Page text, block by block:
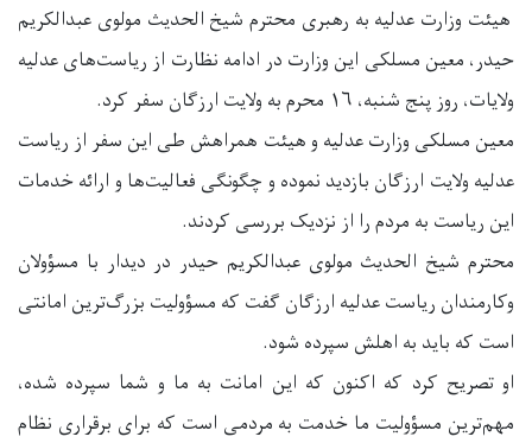
هیئت وزارت عدلیه به رهبری محترم شیخ الحدیث مولوی عبدالکریم
حیدر، معین مسلکی این وزارت در ادامه نظارت از ریاست‌‎های عدلیه
ولایات، روز پنج شنبه، ۱۶ محرم به ولایت ارزگان سفر کرد.
معین مسلکی وزارت عدلیه و هیئت همراهش طی این سفر از ریاست
عدلیه ولایت ارزگان بازدید نموده و چگونگی فعالیت‌ها و ارائه خدمات
این ریاست به مردم را از نزدیک بررسی کردند.
محترم شیخ الحدیث مولوی عبدالکریم حیدر در دیدار با مسؤولان
وکارمندان ریاست عدلیه ارزگان گفت که مسؤولیت بزرگ‌ترین امانتی
است که باید به اهلش سپرده شود.
او تصریح کرد که اکنون که این امانت به ما و شما سپرده شده،
مهم‌ترین مسؤولیت‌ ما خدمت به مردمی است که برای برقراری نظام